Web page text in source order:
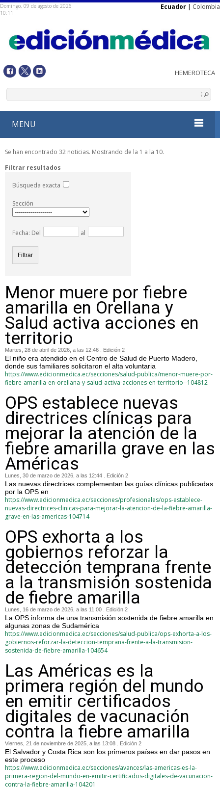
Domingo, 09 de agosto de 2026
10:11
Ecuador | Colombia
MENU
Se han encontrado 32 noticias. Mostrando de la 1 a la 10.
Filtrar resultados
Búsqueda exacta
Sección
Fecha: Del al
Menor muere por fiebre
amarilla en Orellana y
Salud activa acciones en
territorio
Martes, 28 de abril de 2026, a las 12:46 . Edición 2
El niño era atendido en el Centro de Salud de Puerto Madero,
donde sus familiares solicitaron el alta voluntaria
https://www.edicionmedica.ec/secciones/salud-publica/menor-muere-por-
fiebre-amarilla-en-orellana-y-salud-activa-acciones-en-territorio--104812
OPS establece nuevas
directrices clínicas para
mejorar la atención de la
fiebre amarilla grave en las
Américas
Lunes, 30 de marzo de 2026, a las 12:44 . Edición 2
Las nuevas directrices complementan las guías clínicas publicadas
por la OPS en
https://www.edicionmedica.ec/secciones/profesionales/ops-establece-
nuevas-directrices-clinicas-para-mejorar-la-atencion-de-la-fiebre-amarilla-
grave-en-las-americas-104714
OPS exhorta a los
gobiernos reforzar la
detección temprana frente
a la transmisión sostenida
de fiebre amarilla
Lunes, 16 de marzo de 2026, a las 11:00 . Edición 2
La OPS informa de una transmisión sostenida de fiebre amarilla en
algunas zonas de Sudamérica
https://www.edicionmedica.ec/secciones/salud-publica/ops-exhorta-a-los-
gobiernos-reforzar-la-deteccion-temprana-frente-a-la-transmision-
sostenida-de-fiebre-amarilla-104654
Las Américas es la
primera región del mundo
en emitir certificados
digitales de vacunación
contra la fiebre amarilla
Viernes, 21 de noviembre de 2025, a las 13:08 . Edición 2
El Salvador y Costa Rica son los primeros países en dar pasos en
este proceso
https://www.edicionmedica.ec/secciones/avances/las-americas-es-la-
primera-region-del-mundo-en-emitir-certificados-digitales-de-vacunacion-
contra-la-fiebre-amarilla-104201